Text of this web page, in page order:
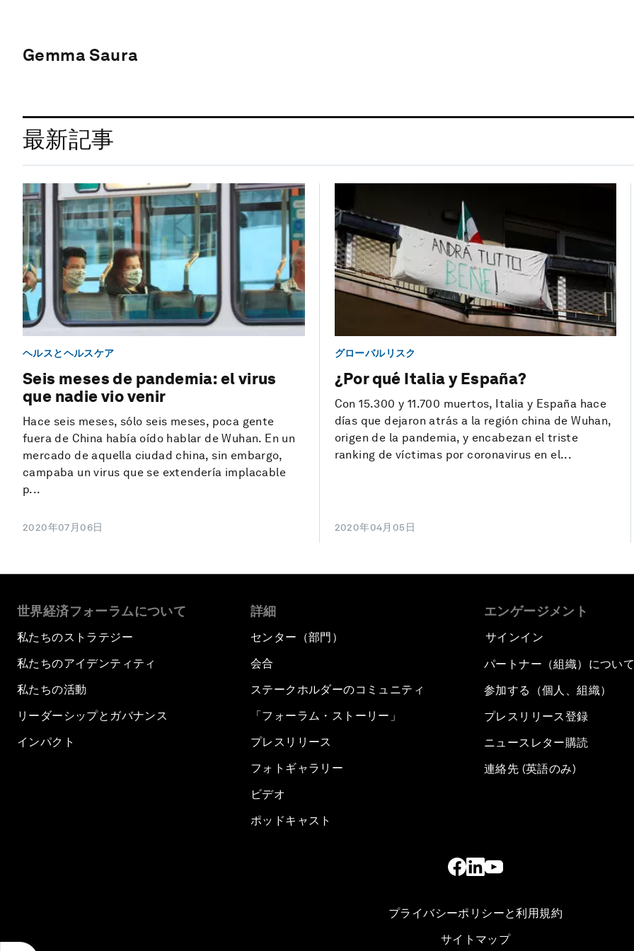
Gemma Saura
最新記事
ヘルスとヘルスケア
Seis meses de pandemia: el virus
que nadie vio venir
Hace seis meses, sólo seis meses, poca gente
fuera de China había oído hablar de Wuhan. En un
mercado de aquella ciudad china, sin embargo,
campaba un virus que se extendería implacable
p...
2020年07月06日
グローバルリスク
¿Por qué Italia y España?
Con 15.300 y 11.700 muertos, Italia y España hace
días que dejaron atrás a la región china de Wuhan,
origen de la pandemia, y encabezan el triste
ranking de víctimas por coronavirus en el...
2020年04月05日
世界経済フォーラムについて
私たちのストラテジー
私たちのアイデンティティ
私たちの活動
リーダーシップとガバナンス
インパクト
詳細
センター（部門）
会合
ステークホルダーのコミュニティ
「フォーラム・ストーリー」
プレスリリース
フォトギャラリー
ビデオ
ポッドキャスト
エンゲージメント
サインイン
パートナー（組織）につい
参加する（個人、組織）
プレスリリース登録
ニュースレター購読
連絡先 (英語のみ)
プライバシーポリシーと利用規約
サイトマップ